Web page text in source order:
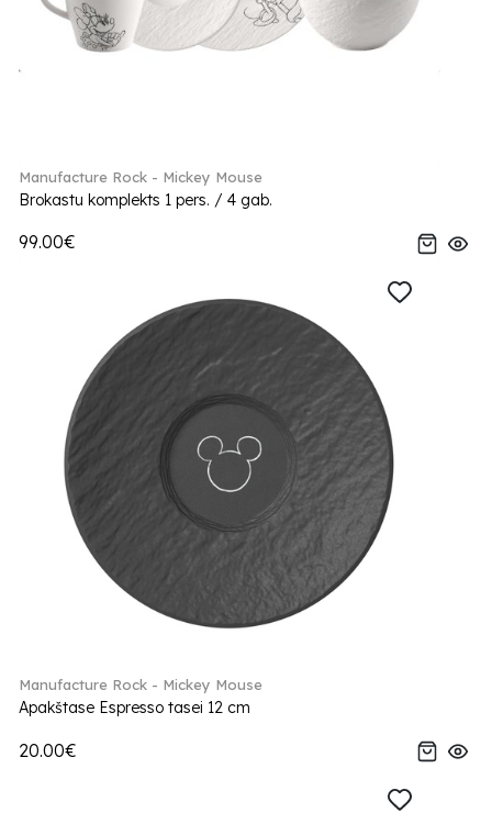
Manufacture Rock - Mickey Mouse
Brokastu komplekts 1 pers. / 4 gab.
99.00€
Manufacture Rock - Mickey Mouse
Apakštase Espresso tasei 12 cm
20.00€